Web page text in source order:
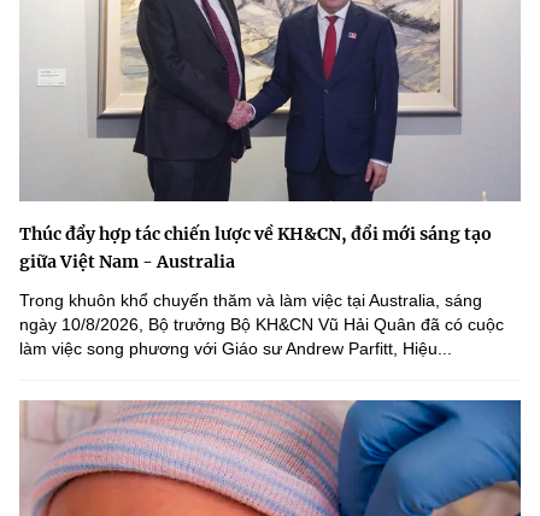
Thúc đẩy hợp tác chiến lược về KH&CN, đổi mới sáng tạo
giữa Việt Nam - Australia
Trong khuôn khổ chuyến thăm và làm việc tại Australia, sáng
ngày 10/8/2026, Bộ trưởng Bộ KH&CN Vũ Hải Quân đã có cuộc
làm việc song phương với Giáo sư Andrew Parfitt, Hiệu...